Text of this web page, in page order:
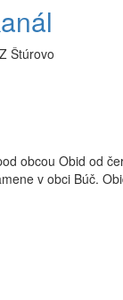
Štúrovo
obcou Obid od
v obci Búč.